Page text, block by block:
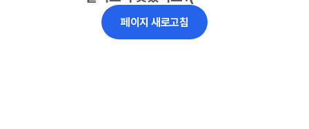
페이지 새로고침